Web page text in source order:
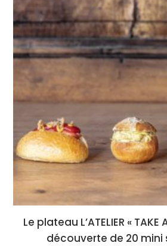
Le plateau L’ATELIER «
découverte de 20 mini